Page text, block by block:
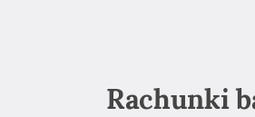
Rachunki